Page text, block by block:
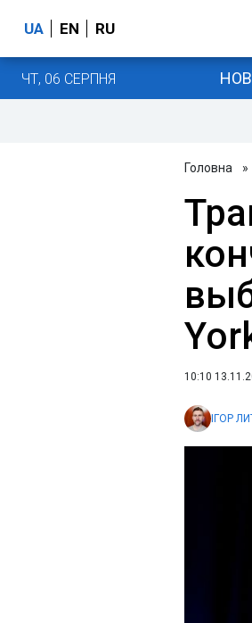
UA EN RU
ЧТ, 06 СЕРПНЯ
Головна »
10:10
ІГОР